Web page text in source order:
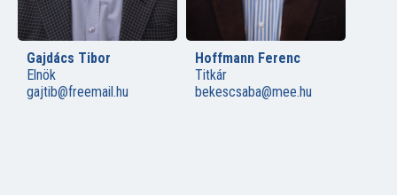
Gajdács Tibor
Elnök
gajtib@freemail.hu
Hoffmann Ferenc
Titkár
bekescsaba@mee.hu